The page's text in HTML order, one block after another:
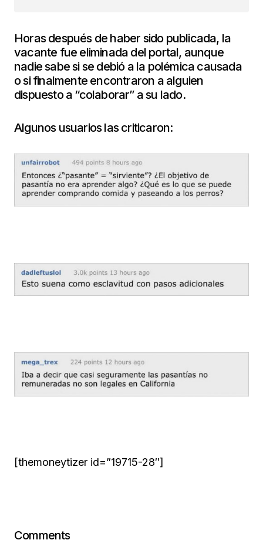
Horas después de haber sido publicada, la
vacante fue eliminada del portal, aunque
nadie sabe si se debió a la polémica causada
o si finalmente encontraron a alguien
dispuesto a “colaborar” a su lado.
Algunos usuarios las criticaron:
[themoneytizer id=”19715-28″]
Comments